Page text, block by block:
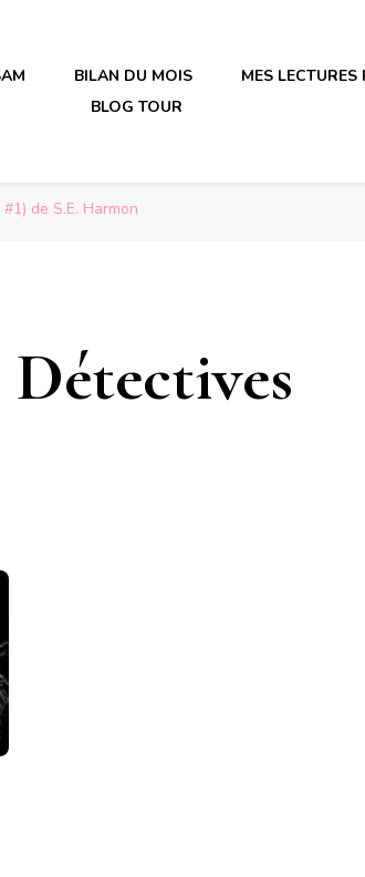
BILAN DU MOIS
MES LECTURES
BLOG TOUR
de S.E. Harmon
Détectives